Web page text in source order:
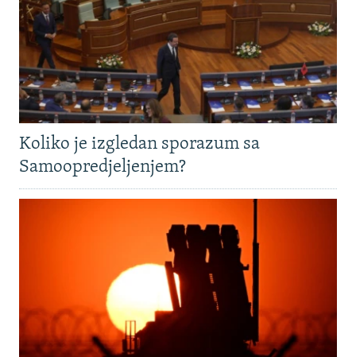
Koliko je izgledan sporazum sa
Samoopredjeljenjem?